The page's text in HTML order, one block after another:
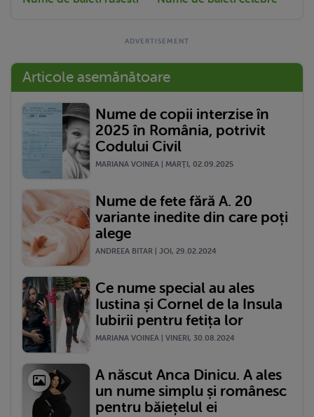
Articole asemănătoare
Nume de copii interzise în
2025 în România, potrivit
Codului Civil
MARIANA VOINEA | MARŢI, 02.09.2025
Nume de fete fără A. 20
variante inedite din care poți
alege
ANDREEA BITAR | JOI, 29.02.2024
Ce nume special au ales
Iustina și Cornel de la Insula
Iubirii pentru fetița lor
MARIANA VOINEA | VINERI, 30.08.2024
A născut Anca Dinicu. A ales
un nume simplu și românesc
pentru băiețelul ei